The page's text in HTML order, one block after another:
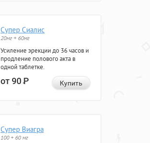
Супер Сиалис
20мг + 60мг
Усиление эрекции до 36 часов и
продление полового акта в
одной таблетке.
от 90Р Купить
Супер Виагра
100 + 60 мг